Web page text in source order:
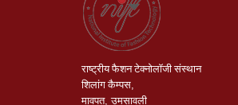
राष्ट्रीय फैशन टेक्नोलॉजी संस्थान
शिलांग कैम्पस
मावपत,उमसावली